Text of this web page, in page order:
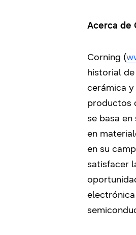
Acerca de
Corning (
historial
cerámica
productos
se basa
en
en su
satisfacer